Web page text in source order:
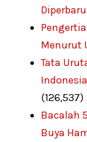
Menurut
Tata
(126,537)
Bacalah
Buya